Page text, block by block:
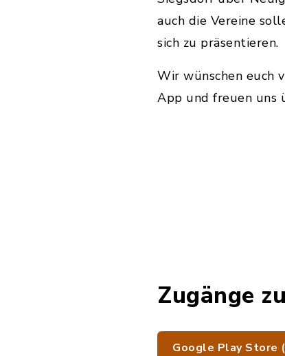
auch die Vereine
sich zu präsentieren.
Wir wünschen euch
App und freuen uns
Zugänge
Google Play Store